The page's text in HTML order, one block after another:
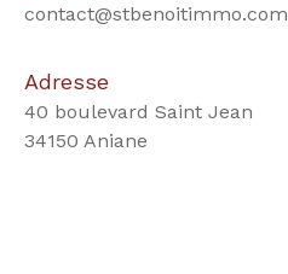
contact@stbenoitimmo.com
Adresse
40 boulevard Saint Jean
34150 Aniane